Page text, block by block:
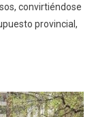
convirtiéndose
provincial,